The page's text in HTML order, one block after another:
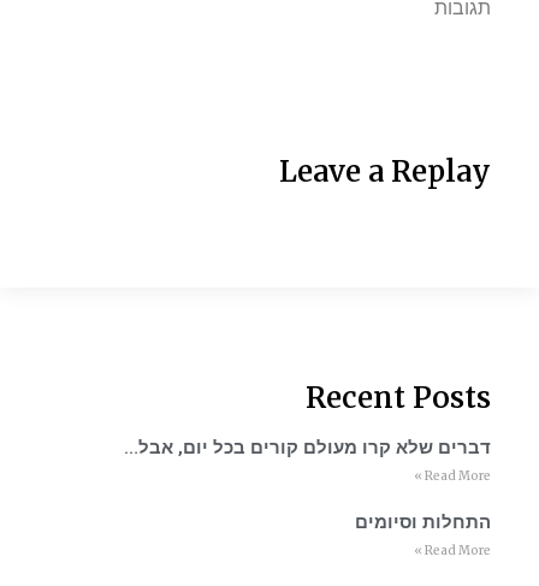
תגובות
Leave a Replay
Recent Posts
דברים שלא קרו מעולם קורים בכל יום, אבל…
Read More »
התחלות וסיומים
Read More »